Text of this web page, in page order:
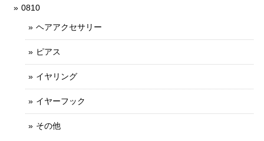
0810
ヘアアクセサリー
ピアス
イヤリング
イヤーフック
その他